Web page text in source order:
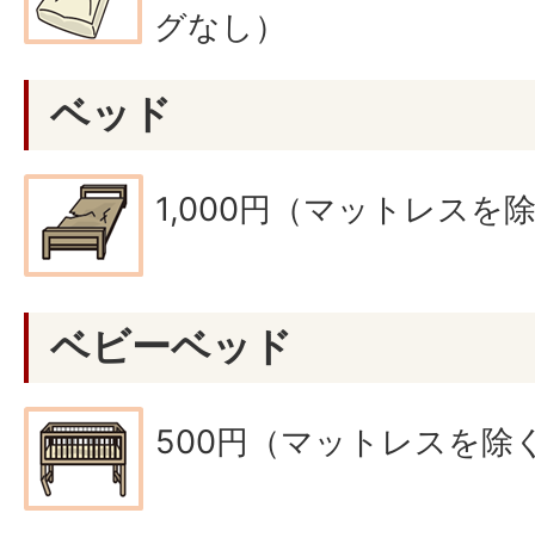
グなし）
ベッド
1,000円（マットレスを
ベビーベッド
500円（マットレスを除